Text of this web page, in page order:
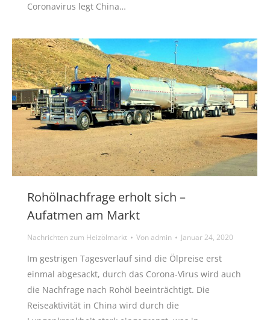
Coronavirus legt China…
Rohölnachfrage erholt sich –
Aufatmen am Markt
Nachrichten zum Heizölmarkt Vonadmin Januar 24, 2020
Im gestrigen Tagesverlauf sind die Ölpreise erst
einmal abgesackt, durch das Corona-Virus wird auch
die Nachfrage nach Rohöl beeinträchtigt. Die
Reiseaktivität in China wird durch die